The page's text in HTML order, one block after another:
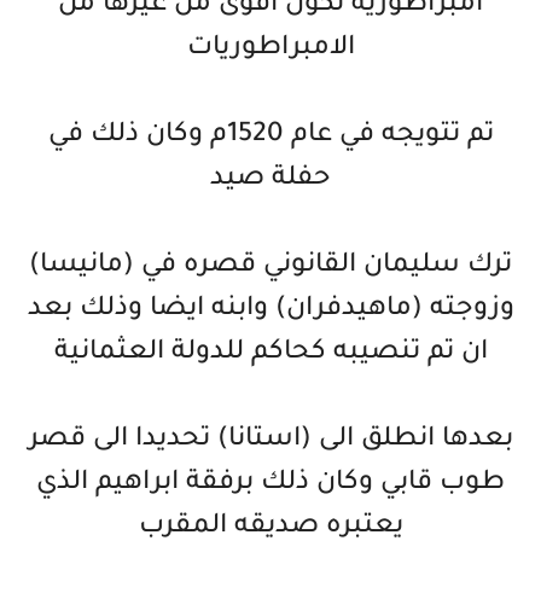
امبراطورية تكون اقوى من غيرها من
الامبراطوريات
تم تتويجه في عام 1520م وكان ذلك في
حفلة صيد
ترك سليمان القانوني قصره في (مانيسا)
وزوجته (ماهيدفران) وابنه ايضا وذلك بعد
ان تم تنصيبه كحاكم للدولة العثمانية
بعدها انطلق الى (استانا) تحديدا الى قصر
طوب قابي وكان ذلك برفقة ابراهيم الذي
يعتبره صديقه المقرب